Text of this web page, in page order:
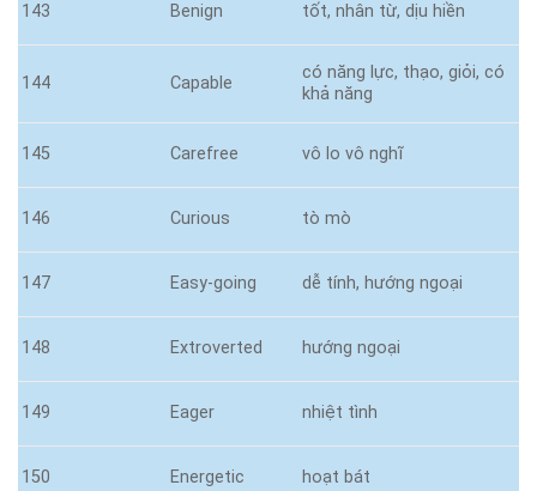
143 Benign tốt, nhân từ, dịu hiền
144 Capable
có năng lực, thạo, giỏi, có
khả năng
145 Carefree vô lo vô nghĩ
146 Curious tò mò
147 Easy-going dễ tính, hướng ngoại
148 Extroverted hướng ngoại
149 Eager nhiệt tình
150 Energetic hoạt bát